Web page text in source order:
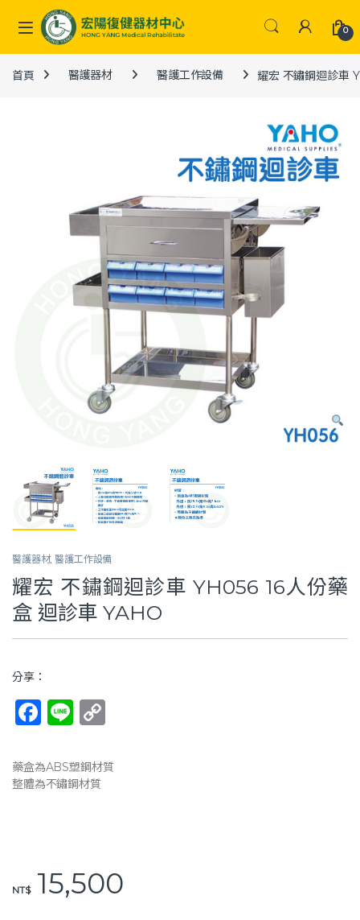
Skip to navigation
Skip to content
0
首頁 醫護器材 醫護工作設備 耀宏 不鏽鋼迴診車
醫護器材,醫護工作設備
耀宏 不鏽鋼迴診車 YH056 16人份藥
盒 迴診車 YAHO
分享：
F
c
e
o
k
Li
e p
k
藥盒為ABS塑鋼材質
整體為不鏽鋼材質
NT$15,500